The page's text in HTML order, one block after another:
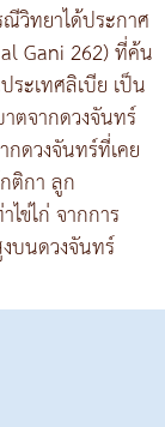
วิทยาได้ประกาศ
Gani 262) ที่ค้น
ะเทศลิเบีย เป็น
ตจากดวงจันทร์
ดวงจันทร์ที่เคย
ติกา ลูก
ข่ไก่ จากการ
บนดวงจันทร์